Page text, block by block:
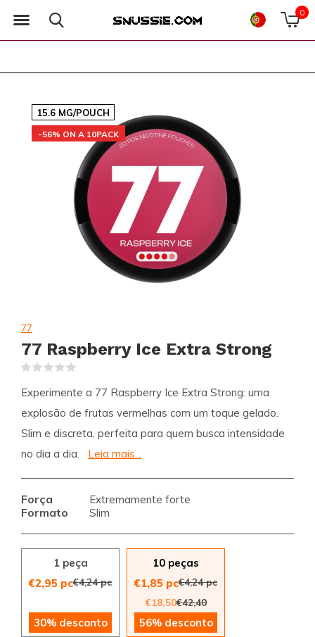
0
15.6 MG/POUCH
-56% ON A 10PACK
77
77 Raspberry Ice Extra Strong
Experimente a 77 Raspberry Ice Extra Strong: uma
explosão de frutas vermelhas com um toque gelado.
Slim e discreta, perfeita para quem busca intensidade
no dia a dia.
Leia mais...
Força Extremamente forte
Formato Slim
1 peça
€2,95 pc€4,24 pc
30% desconto
10 peças
€1,85 pc€4,24 pc
€18,50€42,40
56% desconto